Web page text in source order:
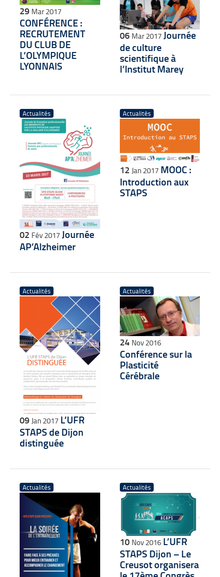
29 Mar 2017
CONFÉRENCE :
RECRUTEMENT
DU CLUB DE
L’OLYMPIQUE
LYONNAIS
06 Mar 2017 Journée
de culture
scientifique à
l’Institut Marey
Actualités
02 Fév 2017Journée
AP’Alzheimer
Actualités
12 Jan 2017 MOOC :
Introduction aux
STAPS
Actualités
09 Jan 2017 L’UFR
STAPS de Dijon
distinguée
Actualités
24 Nov 2016
Conférence sur la
Plasticité
Cérébrale
Actualités Actualités
10 Nov 2016 L’UFR
STAPS Dijon – Le
Creusot organisera